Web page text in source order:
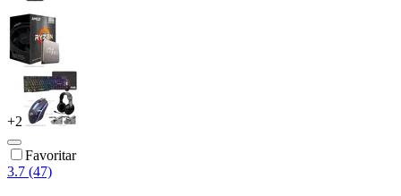
+2
Favoritar
3.7 (47)